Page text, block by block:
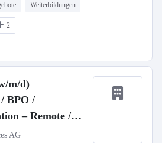
Weiterbildungen
2
m/d)
BPO /
– Remote /
AG